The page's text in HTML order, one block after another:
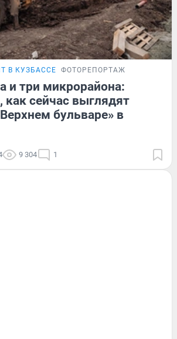
В КУЗБАССЕ ФОТОРЕПОРТАЖ
и три микрорайона:
сейчас выглядят
бульваре» в
9 304 1